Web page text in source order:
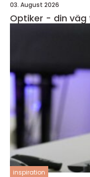
03. August 2026
Optiker - din
inspiration